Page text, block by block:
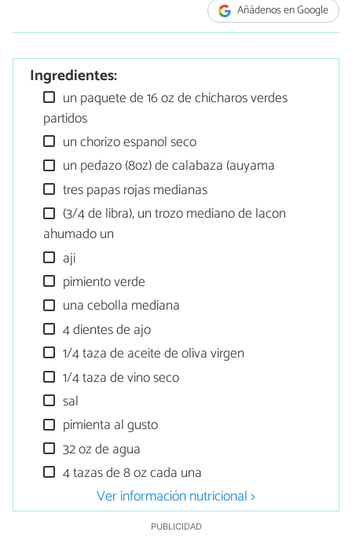
Añádenos en Google
Ingredientes:
un paquete de 16 oz de chicharos verdes
partidos
un chorizo espanol seco
un pedazo (8oz) de calabaza (auyama
tres papas rojas medianas
(3/4 de libra), un trozo mediano de lacon
ahumado un
aji
pimiento verde
una cebolla mediana
4 dientes de ajo
1/4 taza de aceite de oliva virgen
1/4 taza de vino seco
sal
pimienta al gusto
32 oz de agua
4 tazas de 8 oz cada una
Ver información nutricional >